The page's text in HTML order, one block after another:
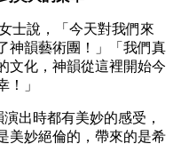
士說，「今天對我們來
神韻藝術團！」「我們真
文化，神韻從這裡開始今
！」
出時都有美妙的感受，
美妙絕倫的，帶來的是希